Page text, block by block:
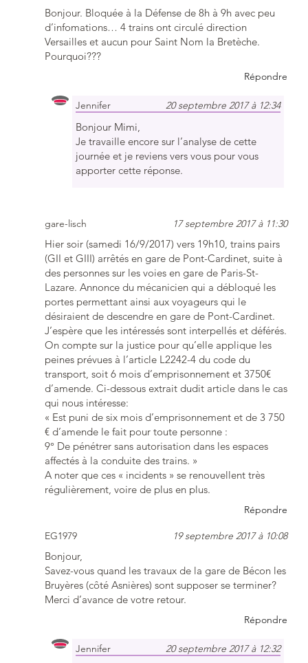
Bonjour. Bloquée à la Défense de 8h à 9h avec peu
d’infomations… 4 trains ont circulé direction
Versailles et aucun pour Saint Nom la Bretèche.
Pourquoi???
Répondre
Jennifer 20 septembre 2017 à 12:34
Bonjour Mimi,
Je travaille encore sur l’analyse de cette
journée et je reviens vers vous pour vous
apporter cette réponse.
gare-lisch 17 septembre 2017 à 11:30
Hier soir (samedi 16/9/2017) vers 19h10, trains pairs
(GII et GIII) arrêtés en gare de Pont-Cardinet, suite à
des personnes sur les voies en gare de Paris-St-
Lazare. Annonce du mécanicien qui a débloqué les
portes permettant ainsi aux voyageurs qui le
désiraient de descendre en gare de Pont-Cardinet.
J’espère que les intéressés sont interpellés et déférés.
On compte sur la justice pour qu’elle applique les
peines prévues à l’article L2242-4 du code du
transport, soit 6 mois d’emprisonnement et 3750€
d’amende. Ci-dessous extrait dudit article dans le cas
qui nous intéresse:
« Est puni de six mois d’emprisonnement et de 3 750
€ d’amende le fait pour toute personne :
9° De pénétrer sans autorisation dans les espaces
affectés à la conduite des trains. »
A noter que ces « incidents » se renouvellent très
régulièrement, voire de plus en plus.
Répondre
EG1979 19 septembre 2017 à 10:08
Bonjour,
Savez-vous quand les travaux de la gare de Bécon les
Bruyères (côté Asnières) sont supposer se terminer?
Merci d’avance de votre retour.
Répondre
Jennifer 20 septembre 2017 à 12:32